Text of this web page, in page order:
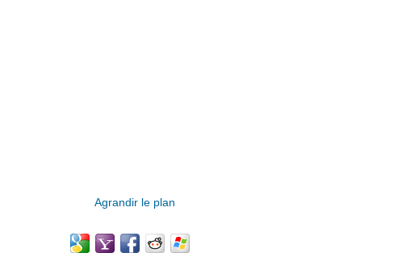
Agrandir le plan